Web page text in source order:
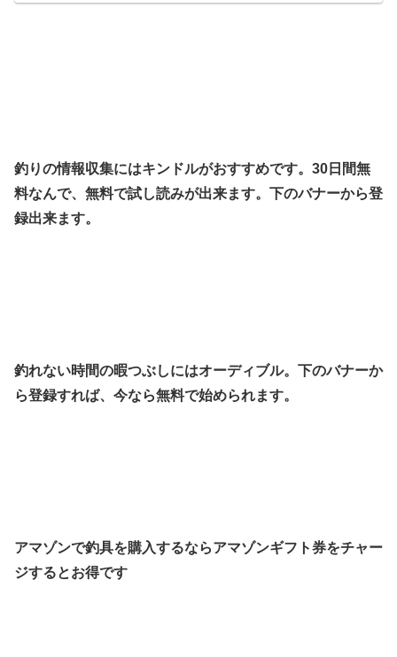
釣りの情報収集にはキンドルがおすすめです。30日間無
料なんで、無料で試し読みが出来ます。下のバナーから登
録出来ます。
釣れない時間の暇つぶしにはオーディブル。下のバナーか
ら登録すれば、今なら無料で始められます。
アマゾンで釣具を購入するならアマゾンギフト券をチャー
ジするとお得です